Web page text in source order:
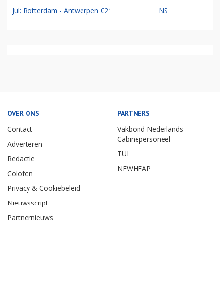
Jul: Rotterdam - Antwerpen €21 NS
OVER ONS
Contact
Adverteren
Redactie
Colofon
Privacy & Cookiebeleid
Nieuwsscript
Partnernieuws
PARTNERS
Vakbond Nederlands
Cabinepersoneel
TUI
NEWHEAP